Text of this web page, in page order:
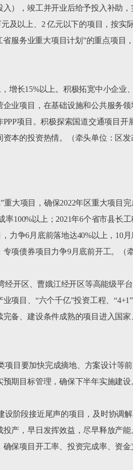
），竣工并开业后给予投入补助
及以上、2 亿元以下的项目，按实
服务业重大项目计划”的重点项目
增长15%以上。积极拓宽中小企
业项目，在基础设施和公共服务
项目。积极探索国道交通项目
本的投资热情。（牵头单位：区发
大项目，确保2022年区重大项目
率100%以上；2021年6个省市县长
力争6月底前落地达40%以上，10
项债券项目力争9月底前开工。（
经开区、曹娥江经开区等高能级平
项目、“六个千亿”投资工程、
备、建设条件成熟的项目进入国
项目要加快完成摘地、方案设计等
期目标管理，确保下半年实施建
设阶段接近尾声的项目，及时协调
产，早日发挥效益，尽早释放产
保项目开工率、投资完成率、资